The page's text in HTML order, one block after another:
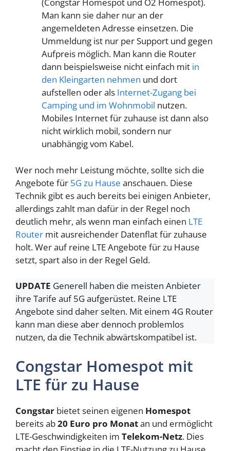
Man kann sie daher nur an der
angemeldeten Adresse einsetzen. Die
Ummeldung ist nur per Support und gegen
Aufpreis möglich. Man kann die Router
dann beispielsweise nicht einfach mit in
den Kleingarten nehmen und dort
aufstellen oder als Internet-Zugang bei
Camping und im Wohnmobil nutzen.
Mobiles Internet für zuhause ist dann also
nicht wirklich mobil, sondern nur
unabhängig vom Kabel.
Wer noch mehr Leistung möchte, sollte sich die
Angebote für 5G zu Hause anschauen. Diese
Technik gibt es auch bereits bei einigen Anbieter,
allerdings zahlt man dafür in der Regel noch
deutlich mehr, als wenn man einfach einen LTE
Router mit ausreichender Datenflat für zuhause
holt. Wer auf reine LTE Angebote für zu Hause
setzt, spart also in der Regel Geld.
UPDATE Generell haben die meisten Anbieter
ihre Tarife auf 5G aufgerüstet. Reine LTE
Angebote sind daher selten. Mit einem 4G Router
kann man diese aber dennoch problemlos
nutzen, da die Technik abwärtskompatibel ist.
Congstar Homespot mit
LTE für zu Hause
Congstar bietet seinen eigenen Homespot
bereits ab20 Euro pro Monatan und ermöglicht
LTE-Geschwindigkeiten im Telekom-Netz. Dies